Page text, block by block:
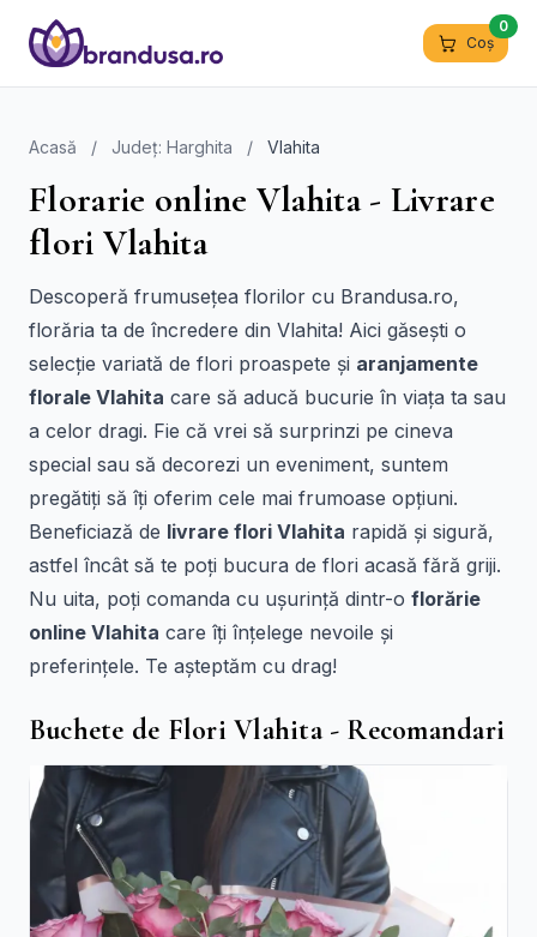
Coș
0
Acasă / Județ: Harghita / Vlahita
Florarie online Vlahita - Livrare
flori Vlahita
Descoperă frumusețea florilor cu Brandusa.ro,
florăria ta de încredere din Vlahita! Aici găsești o
selecție variată de flori proaspete și aranjamente
florale Vlahita care să aducă bucurie în viața ta sau
a celor dragi. Fie că vrei să surprinzi pe cineva
special sau să decorezi un eveniment, suntem
pregătiți să îți oferim cele mai frumoase opțiuni.
Beneficiază de livrare flori Vlahita rapidă și sigură,
astfel încât să te poți bucura de flori acasă fără griji.
Nu uita, poți comanda cu ușurință dintr-o florărie
online Vlahita care îți înțelege nevoile și
preferințele. Te așteptăm cu drag!
Buchete de Flori Vlahita - Recomandari